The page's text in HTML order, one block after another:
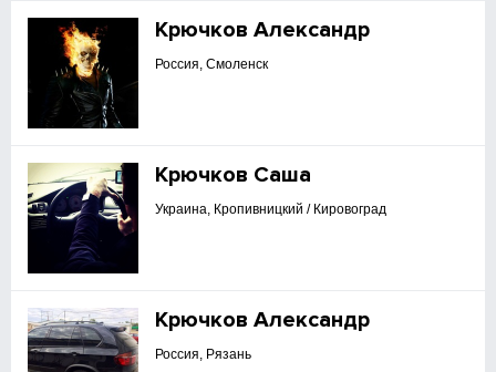
Крючков Александр
Россия, Смоленск
Крючков Саша
Украина, Кропивницкий / Кировоград
Крючков Александр
Россия, Рязань